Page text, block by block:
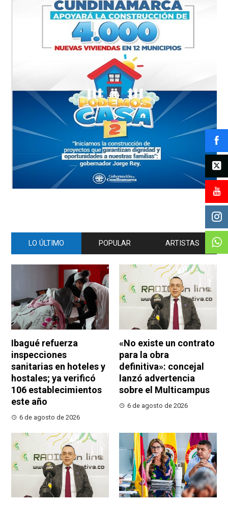
LO ÚLTIMO POPULAR ARTISTAS
Ibagué refuerza
inspecciones
sanitarias en hoteles y
hostales; ya verificó
106 establecimientos
este año
6 de agosto de 2026
«No existe un contrato
para la obra
definitiva»: concejal
lanzó advertencia
sobre el Multicampus
6 de agosto de 2026